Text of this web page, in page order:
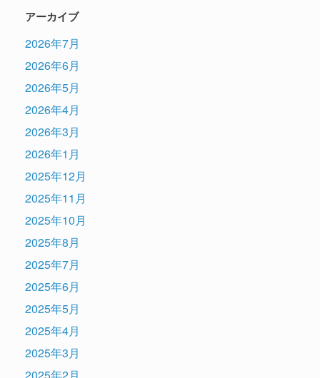
アーカイブ
2026年7月
2026年6月
2026年5月
2026年4月
2026年3月
2026年1月
2025年12月
2025年11月
2025年10月
2025年8月
2025年7月
2025年6月
2025年5月
2025年4月
2025年3月